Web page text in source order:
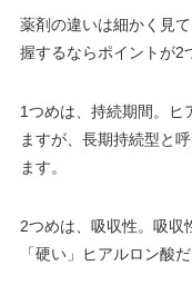
薬剤の違いは細かく見
握するならポイントが2
1つめは、持続期間。ヒ
ますが、長期持続型と
ます。
2つめは、吸収性。吸収
「硬い」ヒアルロン酸